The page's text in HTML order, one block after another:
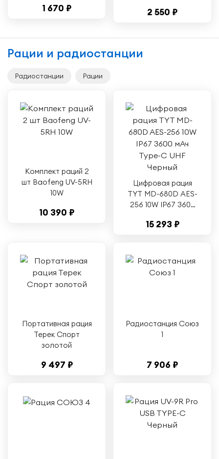
SIM-картами,
мАч, большая
подсветкой,
1 670 ₽
Две SIM-карты
ожидания 4800 мАч
Мобильный
вещанием Красный
2 550 ₽
Рации и радиостанции
Радиостанции Рации
Комплект раций 2
шт Baofeng UV-5RH
10W
10 390 ₽
Цифровая рация
TYT MD-680D AES-
256 10W IP67 3600
Черный
15 293 ₽
Портативная рация
Терек Спорт
золотой
9 497 ₽
Радиостанция Союз
1
7 906 ₽